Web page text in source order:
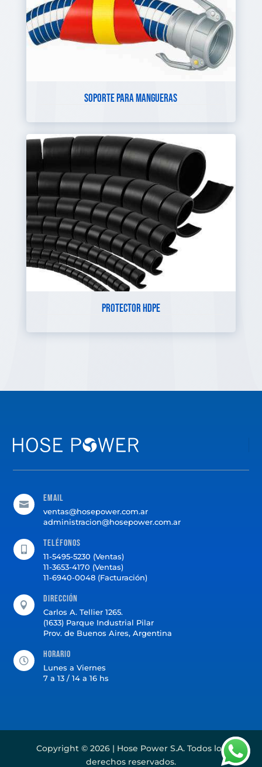
SOPORTE PARA MANGUERAS
PROTECTOR HDPE

Email
ventas@hosepower.com.ar
administracion@hosepower.com.ar
Teléfonos
11-5495-5230 (Ventas)
11-3653-4170 (Ventas)
11-6940-0048 (Facturación)

Dirección
Carlos A. Tellier 1265.
(1633) Parque Industrial Pilar
Prov. de Buenos Aires, Argentina

Horario
Lunes a Viernes
7 a 13 / 14 a 16 hs
Copyright © 2026 | Hose Power S.A. Todos los
derechos reservados.